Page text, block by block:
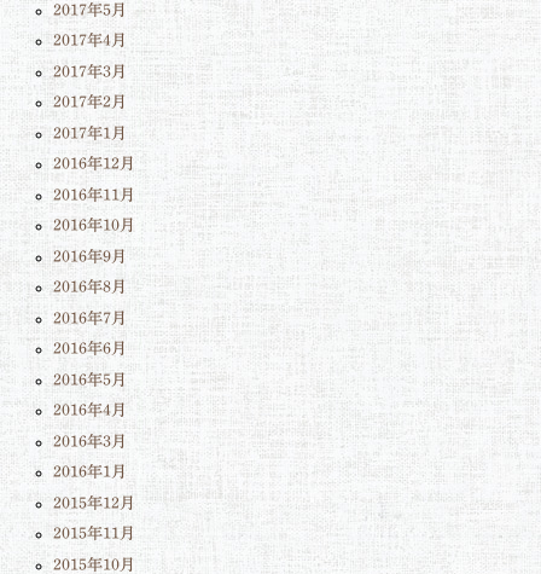
2017年5月
2017年4月
2017年3月
2017年2月
2017年1月
2016年12月
2016年11月
2016年10月
2016年9月
2016年8月
2016年7月
2016年6月
2016年5月
2016年4月
2016年3月
2016年1月
2015年12月
2015年11月
2015年10月